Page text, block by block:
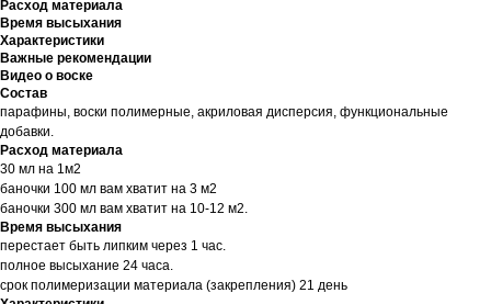
Расход материала
Время высыхания
Характеристики
Важные рекомендации
Видео о воске
Состав
парафины, воски полимерные, акриловая дисперсия, функциональные
добавки.
Расход материала
30 мл на 1м2
баночки 100 мл вам хватит на 3 м2
баночки 300 мл вам хватит на 10-12 м2.
Время высыхания
перестает быть липким через 1 час.
полное высыхание 24 часа.
срок полимеризации материала (закрепления) 21 день